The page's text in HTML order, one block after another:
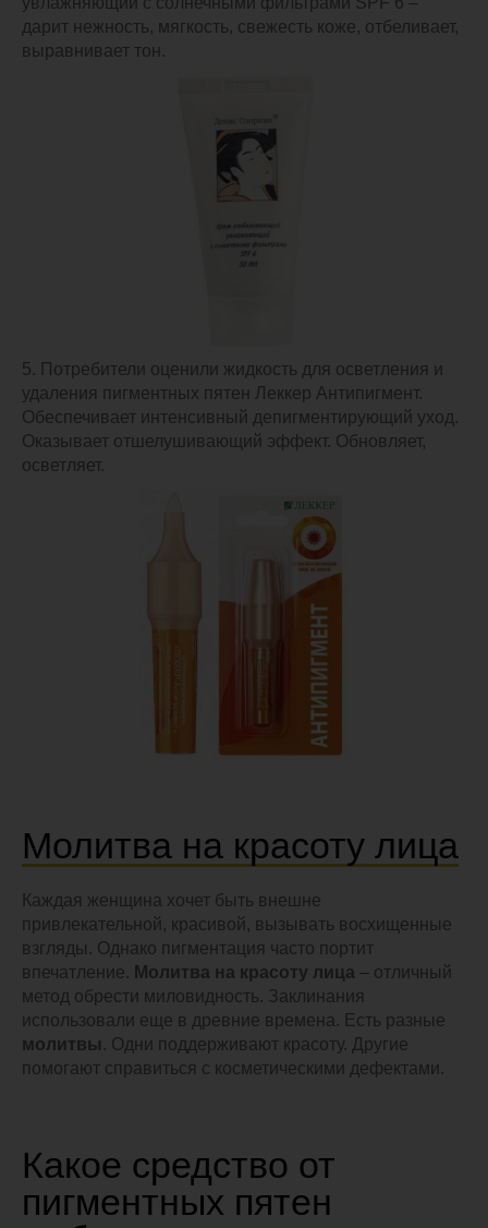
дарит нежность, мягкость, свежесть коже, отбеливает,
выравнивает тон.
5. Потребители оценили жидкость для осветления и
удаления пигментных пятен Леккер Антипигмент.
Обеспечивает интенсивный депигментирующий уход.
Оказывает отшелушивающий эффект. Обновляет,
осветляет.
Молитва на красоту лица
Каждая женщина хочет быть внешне
привлекательной, красивой, вызывать восхищенные
взгляды. Однако пигментация часто портит
впечатление. Молитва на красоту лица – отличный
метод обрести миловидность. Заклинания
использовали еще в древние времена. Есть разные
молитвы . Одни поддерживают красоту. Другие
помогают справиться с косметическими дефектами.
Какое средство от
пигментных пятен